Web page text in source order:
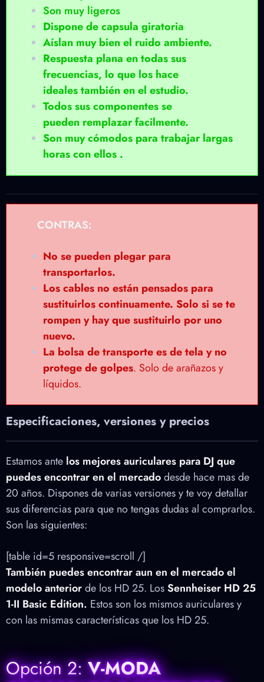
Son muy ligeros
Dispone de capsula giratoria
Aíslan muy bien el ruido ambiente.
Respuesta plana en todas sus
frecuencias, lo que los hace
ideales también en el estudio.
Todos sus componentes se
pueden remplazar facilmente.
Son muy cómodos para trabajar largas
horas con ellos .
CONTRAS:
No se pueden plegar para
transportarlos.
Los cables no están pensados para
sustituirlos continuamente. Solo si se te
rompen y hay que sustituirlo por uno
nuevo.
La bolsa de transporte es de tela y no
protege de golpes. Solo de arañazos y
líquidos.
Especificaciones, versiones y precios
Estamos ante los mejores auriculares para DJ que
puedes encontrar en el mercadodesde hace mas de
20 años. Dispones de varias versiones y te voy detallar
sus diferencias para que no tengas dudas al comprarlos.
Son las siguientes:
[table id=5 responsive=scroll /]
También puedes encontrar aun en el mercado el
modelo anteriorde los HD 25. LosSennheiser HD 25
1-II Basic Edition. Estos son los mismos auriculares y
con las mismas características que los HD 25.
Opción 2:V-MODA